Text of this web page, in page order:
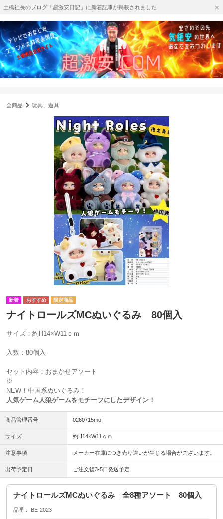
土橋社長のブログ「超激安日記」に新着記事が掲載されました
全商品 玩具、遊具
ナイトロールズMCぬいぐるみ 80個入
サイズ：約H14×W11ｃｍ
入数：80個入
セット内容：おまかせアソート
※
NEW！中国系ぬいぐるみ！
人気ゲーム人狼ゲームをモチーフにしたデザイン！
商品管理番号 0260715mo
サイズ 約H14×W11ｃｍ
注意事項 メーカー在庫につき売り違いが生じる場合がございます。
出荷予定日 ご注文後3-5日発送予定
ナイトロールズMCぬいぐるみ 全8種アソート 80個入
品番 BE-2023